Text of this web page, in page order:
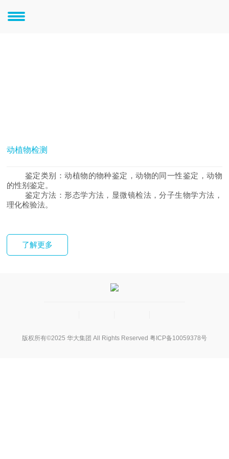
鉴定服务
动植物检测
鉴定类别：动植物的物种鉴定，动物的同一性鉴定，动物
的性别鉴定。
鉴定方法：形态学方法，显微镜检法，分子生物学方法，
理化检验法。
了解更多
版权所有©2025 华大集团 All Rights Reserved 粤ICP备10059378号